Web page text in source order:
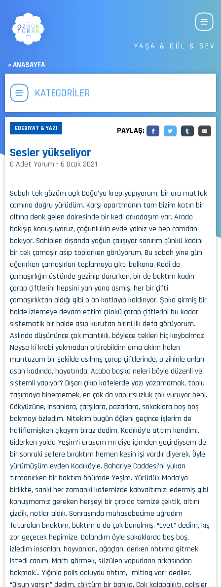
YAŞA & GÜL & SEV
« ANASAYFA
KATEGORİLER
EDEBIYAT & YAZI PAYLAŞ:
Sesler yükseliyor
0 Adet Yorum -6 Ocak 2021
Sabah tek gözüm açık Doğa’ya krep yapıyorum, bir ara mutfak
camına doğru yürüdüm. Karşı apartmanın tam bizim katın bir
altına denk gelen dairesinde bir kedi arkadaşım var. Arada
bakışıp konuşuyoruz, çoğunlukla evde yalnız ve hep camdan
bakıyor. Sahipleri dışarıda yoğun çalışıyor sanırım çünkü kadını
bir tek çamaşır asıp toplarken görüyorum. Bu sabah yine gün
ağarırken çamaşırları toplamaya çıktı balkona. Kedi de
çamaşırlığın üstünde gezinip dururken, bir de baktım kadın
çorap çiftlerini hepsini yan yana asmış, her bir çifti
çamaşırlıktan aldığı gibi o an katlayıp kaldırıyor. Şoka girmiş bir
halde izlemeye devam ettim çünkü çorap çiftlerini bu kadar
sistematik bir halde asıp kurutan birini ilk defa görüyorum.
Aslında düşününce çok mantıklı, böylece tekleri hiç kaybolmaz.
Neyse ki krebi yakmadan bitirebildim ama aklım halen
muntazam bir şekilde asılmış çorap çiftlerinde, o zihinle onları
asan kadında, hayatında. Acaba başka neleri böyle düzenli ve
sistemli yapıyor? Dışarı çıkıp kafelerde yazı yazamamak, toplu
taşımaya binememek, en çok da vapursuzluk çok vuruyor beni.
Gökyüzüne, insanlara, çarşılara, pazarlara, sokaklara boş boş
bakmayı özledim. Nitekim bugün öğleni geçince işlerim de
hafiflemişken çıkayım biraz dedim, Kadıköy’e attım kendimi.
Giderken yolda Yeşim’i arasam mı diye içimden geçirdiysem de
bir sonraki sefere bıraktım hemen kesin işi vardır diyerek. Öyle
yürümüşüm evden Kadıköy’e. Bahariye Caddesi’ni yukarı
tırmanırken bir baktım önümde Yeşim. Yürüdük Moda’ya
birlikte, sanki her zamanki kafemizde kahvaltımızı edermiş gibi
konuşmamız gereken herşeyi bir çırpıda temize çektik, altını
çizdik, notlar aldık. Sonrasında muhasebecime uğradım
faturaları bıraktım, baktım o da çok bunalmış. “Evet” dedim, kış
zor geçecek hepimize. Dolandım öyle sokaklarda boş boş,
izledim insanları, hayvanları, ağaçları, derken rıhtıma gitmek
istedi canım. Martı görmek, süzülen vapurların arkasından
bakmak… Yığınla polis doluydu rıhtım, “miting var” dediler.
“Olsun varsın” dedim, çöktüm bir banka. Çok kalabalıktı, polisler